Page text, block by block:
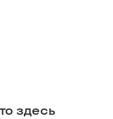
здесь